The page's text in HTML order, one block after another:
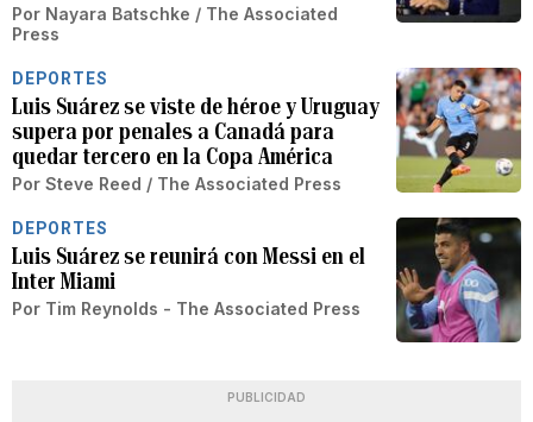
Por Nayara Batschke / The Associated
Press
DEPORTES
Luis Suárez se viste de héroe y Uruguay
supera por penales a Canadá para
quedar tercero en la Copa América
Por Steve Reed / The Associated Press
DEPORTES
Luis Suárez se reunirá con Messi en el
Inter Miami
Por Tim Reynolds - The Associated Press
PUBLICIDAD